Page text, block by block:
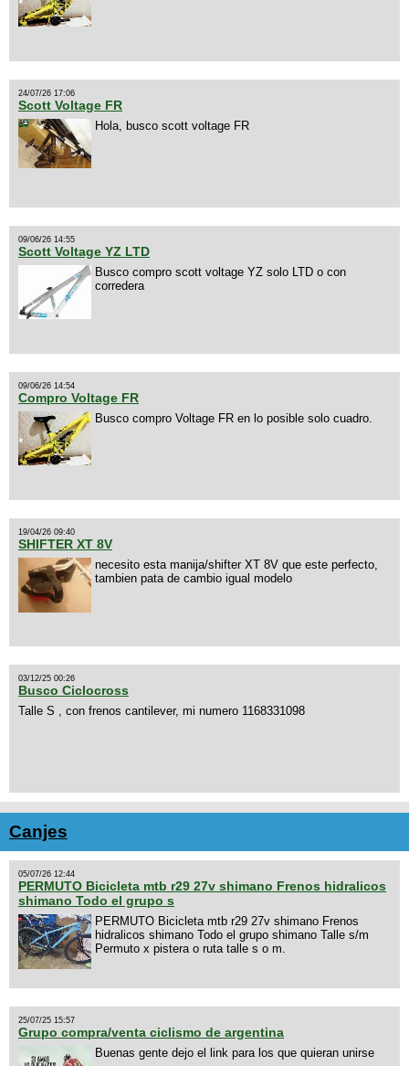
24/07/26 17:06
Scott Voltage FR
Hola, busco scott voltage FR
09/06/26 14:55
Scott Voltage YZ LTD
Busco compro scott voltage YZ solo LTD o con
corredera
09/06/26 14:54
Compro Voltage FR
Busco compro Voltage FR en lo posible solo cuadro.
19/04/26 09:40
SHIFTER XT 8V
necesito esta manija/shifter XT 8V que este perfecto,
tambien pata de cambio igual modelo
03/12/25 00:26
Busco Ciclocross
Talle S , con frenos cantilever, mi numero 1168331098
Canjes
05/07/26 12:44
PERMUTO Bicicleta mtb r29 27v shimano Frenos hidralicos
shimano Todo el grupo s
PERMUTO Bicicleta mtb r29 27v shimano Frenos
hidralicos shimano Todo el grupo shimano Talle s/m
Permuto x pistera o ruta talle s o m.
25/07/25 15:57
Grupo compra/venta ciclismo de argentina
Buenas gente dejo el link para los que quieran unirse